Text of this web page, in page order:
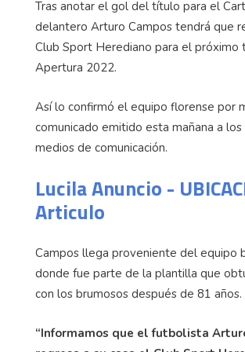
Tras anotar el gol del título para el
delantero Arturo Campos tendrá que
Club Sport Herediano para el próximo
Apertura 2022.
Así lo confirmó el equipo florense por
comunicado emitido esta mañana a
medios de comunicación.
Lucila Anuncio -
Articulo
Campos llega proveniente del equipo
donde fue parte de la plantilla que
con los brumosos después de 81 años.
“Informamos que el futbolista